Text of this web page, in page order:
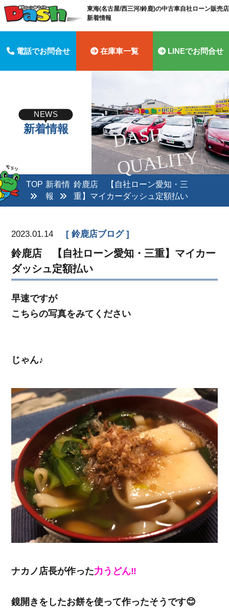
東海(名古屋/西三河/鈴鹿)の中古車自社ローン販売
新着情報
電話でお問合せ 在庫車一覧 LINEでお問合せ
D
A
S
H
Q
U
A
LI
T
Y
NEWS
新着情報
TOP 新着情
報
鈴鹿店 【自社ローン愛知・三
重】マイカーダッシュ定額払い
2023.01.14 鈴鹿店ブログ
鈴鹿店 【自社ローン愛知・三重】マイカー
ダッシュ定額払い
早速ですが
こちらの写真をみてください
じゃん♪
ナカノ店長が作った力うどん‼️
鏡開きをしたお餅を使って作ったそうです😊